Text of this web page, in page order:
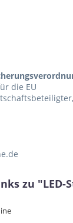
die EU
zu "LED-